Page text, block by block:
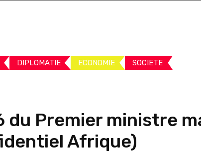
DIPLOMATIE ECONOMIE SOCIETE
du Premier ministre
Afrique)